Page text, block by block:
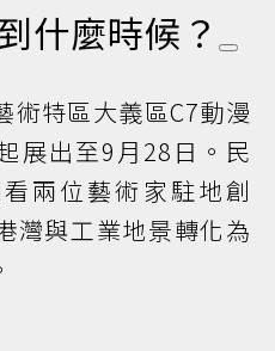
什麼時候？
術特區大義區C7動漫
展出至9月28日。民
兩位藝術家駐地創
灣與工業地景轉化為